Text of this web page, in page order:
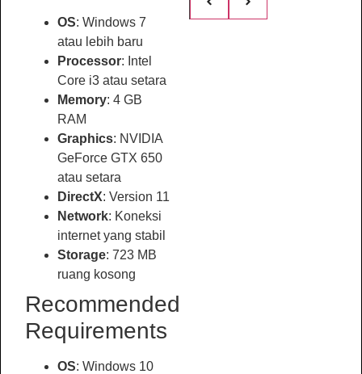
OS: Windows 7
atau lebih baru
Processor: Intel
Core i3 atau setara
Memory: 4 GB
RAM
Graphics: NVIDIA
GeForce GTX 650
atau setara
DirectX: Version 11
Network: Koneksi
internet yang stabil
Storage: 723 MB
ruang kosong
Recommended
Requirements
OS: Windows 10